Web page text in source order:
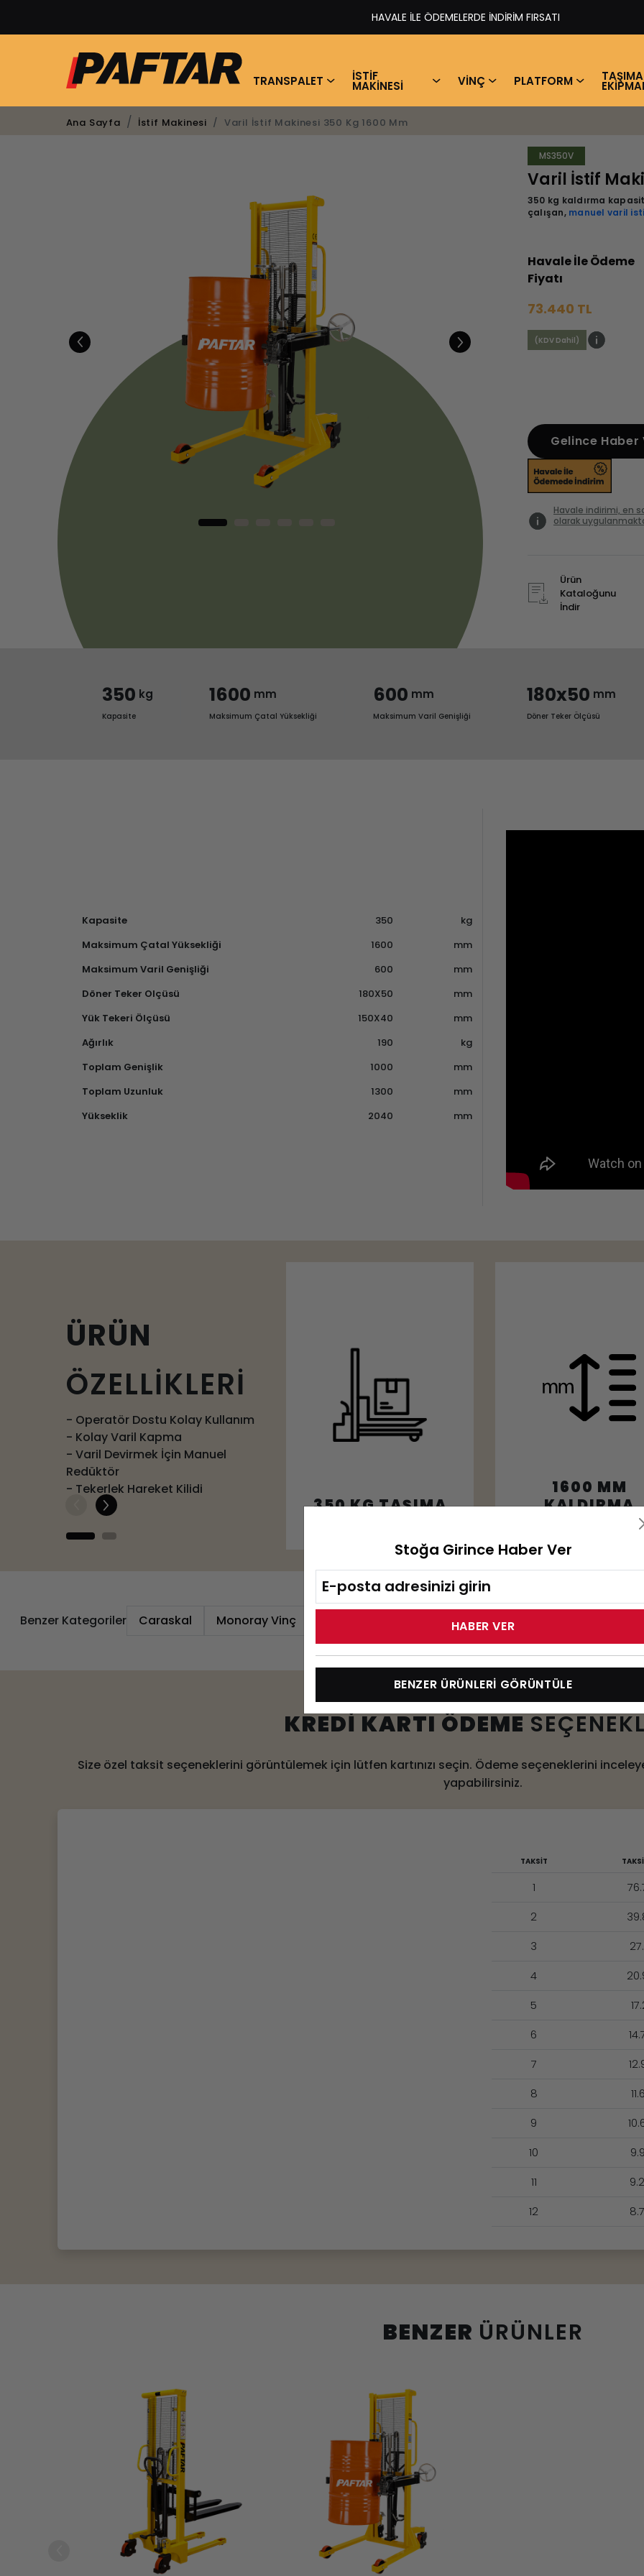
HAVALE İLE ÖDEMELERDE İNDİRİM FIRSATI​
TRANSPALET İSTİF
MAKİNESİ VİNÇ PLATFORM TAŞIMA
Ana Sayfa İstif Makinesi Varil İstif Makinesi 350 Kg 1600 Mm
MS350V
Varil İstif
350 kg kaldırma
çalışan, manuel varil
Havale İle Ödeme
Fiyatı
73.440 TL
(KDV Dahil)
Gelince Haber
Havale indirimi, en
olarak
Ürün
Kataloğunu
İndir
350 kg
Kapasite
1600 mm
Maksimum Çatal Yüksekliği
600 mm
Maksimum Varil Genişliği
180x50 mm
Döner Teker Ölçüsü
Kapasite 350
kg
Maksimum Çatal Yüksekliği
1600
mm
Maksimum Varil Genişliği
600
mm
Döner Teker Olçüsü
180X50
mm
Yük Tekeri Ölçüsü
150X40
mm
Ağırlık
190
kg
Toplam Genişlik
1000
mm
Toplam Uzunluk
1300
mm
Yükseklik
2040 mm
ÜRÜN
ÖZELLİKLERİ
- Operatör Dostu Kolay Kullanım
- Kolay Varil Kapma
- Varil Devirmek İçin Manuel
Redüktör
- Tekerlek Hareket Kilidi
350 KG TAŞIMA
1600 MM
KALDIRMA
YÜKSEKLİĞİ
Benzer Kategoriler Caraskal Monoray Vinç
KREDİ KARTI ÖDEME
Size özel taksit seçeneklerini görüntülemek için lütfen kartınızı seçin. Ödeme seçeneklerini
yapabilirsiniz.
TAKSİT
1
2
3
4
5
6
7
8
9
10
11
12
BENZER ÜRÜNLER
Stoğa Girince Haber Ver
HABER VER
BENZER ÜRÜNLERİ GÖRÜNTÜLE